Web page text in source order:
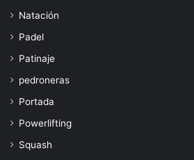
Natación
Padel
Patinaje
pedroneras
Portada
Powerlifting
Squash